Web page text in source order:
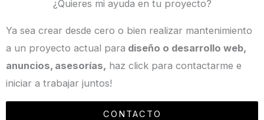
¿Quieres mi ayuda en tu proyecto?
Ya sea crear desde cero o bien realizar mantenimiento
a un proyecto actual para diseño o desarrollo web,
anuncios, asesorías, haz click para contactarme e
iniciar a trabajar juntos!
CONTACTO